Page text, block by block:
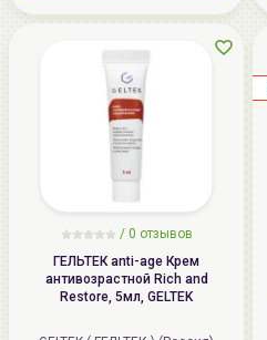
/ 0 отзывов
ГЕЛЬТЕК anti-age Крем
антивозрастной Rich and
Restore, 5мл, GELTEK